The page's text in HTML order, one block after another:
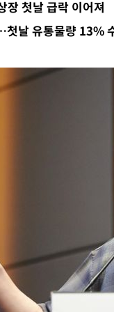
장 첫날 급락 이어져
날 유통물량 13%